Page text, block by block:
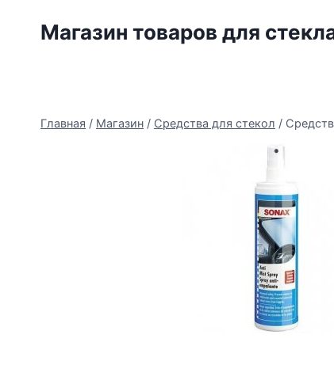
Магазин товаров для
Главная / Магазин / Средства для стекол /